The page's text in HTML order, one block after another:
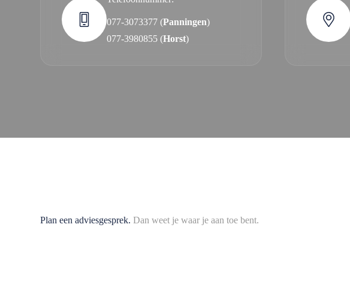
077-3073377 (Panningen)
077-3980855 (Horst)
Plan een adviesgesprek.Dan weet je waar je aan toe bent.